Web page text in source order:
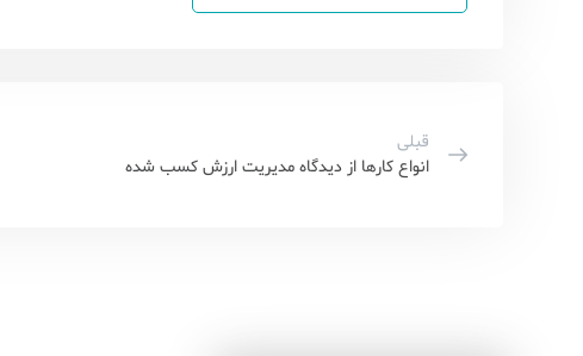
قبلی
انواع کارها از دیدگاه مدیریت ارزش کسب شده